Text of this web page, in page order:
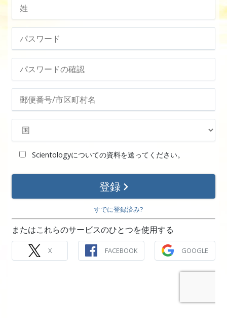
Scientologyについての資料を送ってください。
登録
すでに登録済み?
またはこれらのサービスのひとつを使用する
X FACEBOOK GOOGLE